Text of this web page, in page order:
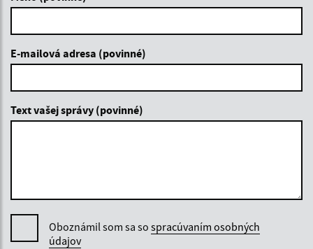
E-mailová adresa (povinné)
Text vašej správy (povinné)
Oboznámil som sa so spracúvaním osobných
údajov